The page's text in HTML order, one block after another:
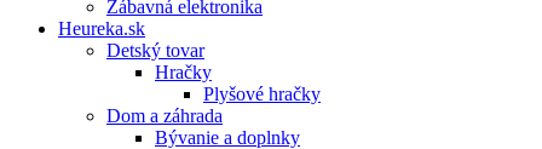
Zábavná elektronika
Heureka.sk
Detský tovar
Hračky
Plyšové hračky
Dom a záhrada
Bývanie a doplnky